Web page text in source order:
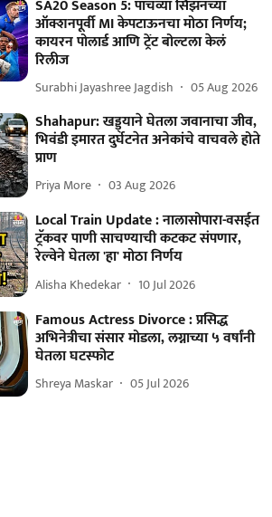
SA20 Season 5: पाचव्या सिझनच्या
ऑक्शनपूर्वी MI केपटाऊनचा मोठा निर्णय;
कायरन पोलार्ड आणि ट्रेंट बोल्टला केलं
रिलीज
Surabhi Jayashree Jagdish 05 Aug 2026
Shahapur: खड्ड्याने घेतला जवानाचा जीव,
भिवंडी इमारत दुर्घटनेत अनेकांचे वाचवले होते
प्राण
Priya More 03 Aug 2026
Local Train Update : नालासोपारा-वसईत
ट्रॅकवर पाणी साचण्याची कटकट संपणार,
रेल्वेने घेतला 'हा' मोठा निर्णय
Alisha Khedekar 10 Jul 2026
Famous Actress Divorce : प्रसिद्ध
अभिनेत्रीचा संसार मोडला, लग्नाच्या ५ वर्षांनी
घेतला घटस्फोट
Shreya Maskar 05 Jul 2026